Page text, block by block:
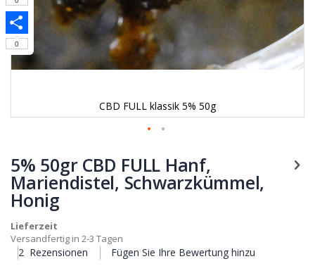
CBD FULL klassik 5% 50g
Anfang
der
Bildgalerie
springen
5% 50gr CBD FULL Hanf,
Mariendistel, Schwarzkümmel,
Honig
Lieferzeit
Versandfertig in 2-3 Tagen
2 Rezensionen Fügen Sie Ihre Bewertung hinzu
Share
0